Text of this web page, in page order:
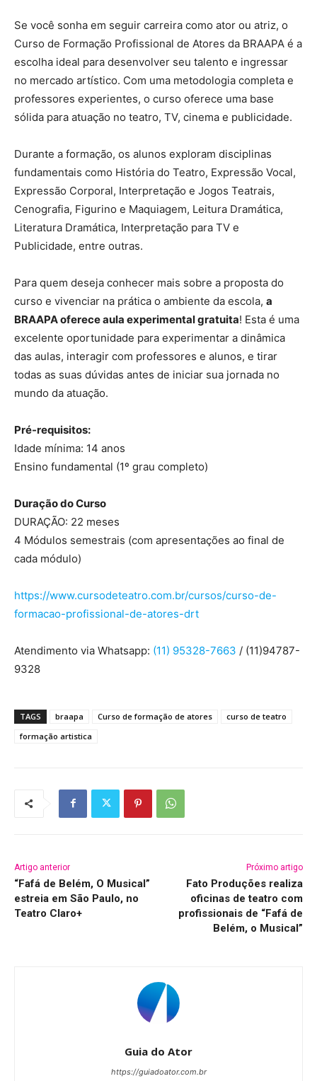
Se você sonha em seguir carreira como ator ou atriz, o
Curso de Formação Profissional de Atores da BRAAPA é a
escolha ideal para desenvolver seu talento e ingressar
no mercado artístico. Com uma metodologia completa e
professores experientes, o curso oferece uma base
sólida para atuação no teatro, TV, cinema e publicidade.
Durante a formação, os alunos exploram disciplinas
fundamentais como História do Teatro, Expressão Vocal,
Expressão Corporal, Interpretação e Jogos Teatrais,
Cenografia, Figurino e Maquiagem, Leitura Dramática,
Literatura Dramática, Interpretação para TV e
Publicidade, entre outras.
Para quem deseja conhecer mais sobre a proposta do
curso e vivenciar na prática o ambiente da escola, a
BRAAPA oferece aula experimental gratuita! Esta é uma
excelente oportunidade para experimentar a dinâmica
das aulas, interagir com professores e alunos, e tirar
todas as suas dúvidas antes de iniciar sua jornada no
mundo da atuação.
Pré-requisitos:
Idade mínima: 14 anos
Ensino fundamental (1º grau completo)
Duração do Curso
DURAÇÃO: 22 meses
4 Módulos semestrais (com apresentações ao final de
cada módulo)
https://www.cursodeteatro.com.br/cursos/curso-de-
formacao-profissional-de-atores-drt
Atendimento via Whatsapp: (11) 95328-7663 / (11)94787-
9328
TAGS braapa Curso de formação de atores
curso de teatro
formação artistica
Artigo anterior
“Fafá de Belém, O Musical”
estreia em São Paulo, no
Teatro Claro+
Próximo artigo
Fato Produções realiza
oficinas de teatro com
profissionais de “Fafá de
Belém, o Musical”
Guia do Ator
https://guiadoator.com.br